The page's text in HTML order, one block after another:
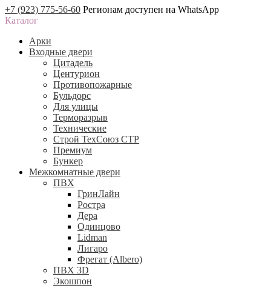
+7 (923) 775-56-60 Регионам доступен на WhatsApp
Каталог
Арки
Входные двери
Цитадель
Центурион
Противопожарные
Бульдорс
Для улицы
Терморазрыв
Технические
Строй ТехСоюз СТР
Премиум
Бункер
Межкомнатные двери
ПВХ
ГринЛайн
Ростра
Дера
Одинцово
Lidman
Лигаро
Фрегат (Albero)
ПВХ 3D
Экошпон